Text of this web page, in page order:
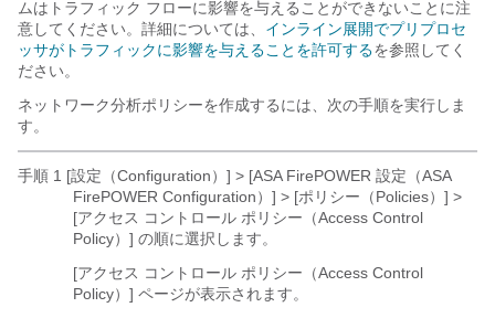
ムはトラフィック フローに影響を与えることができないことに注
意してください。詳細については、 インライン展開でプリプロセ
ッサがトラフィックに影響を与えることを許可するを参照してく
ださい。
ネットワーク分析ポリシーを作成するには、次の手順を実行しま
す。
手順 1 [設定（Configuration）] > [ASA FirePOWER 設定（ASA
FirePOWER Configuration）] > [ポリシー（Policies）] >
[アクセス コントロール ポリシー（Access Control
Policy）] の順に選択します。
[アクセス コントロール ポリシー（Access Control
Policy）] ページが表示されます。